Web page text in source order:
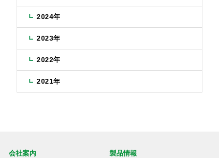
2024年
2023年
2022年
2021年
会社案内 製品情報